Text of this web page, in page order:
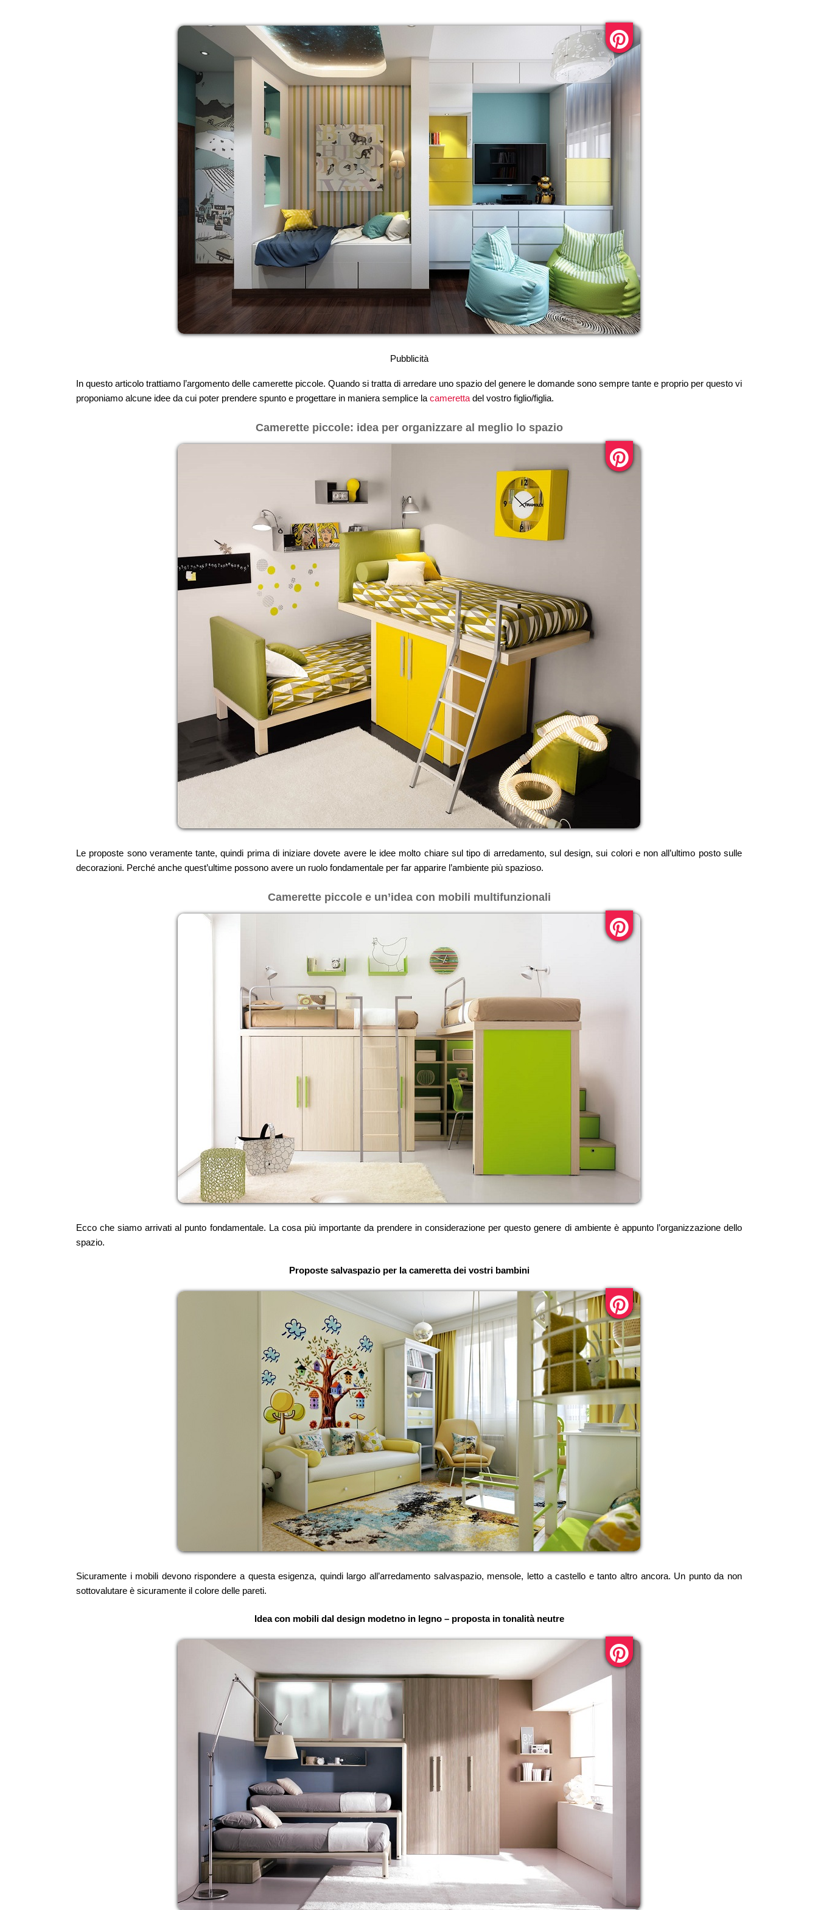
Pubblicità
In questo articolo trattiamo l’argomento delle camerette piccole. Quando si tratta di arredare uno spazio del genere le domande sono sempre tante e proprio per questo vi
proponiamo alcune idee da cui poter prendere spunto e progettare in maniera semplice la cameretta del vostro figlio/figlia.
Camerette piccole: idea per organizzare al meglio lo spazio
Le proposte sono veramente tante, quindi prima di iniziare dovete avere le idee molto chiare sul tipo di arredamento, sul design, sui colori e non all’ultimo posto sulle
decorazioni. Perché anche quest’ultime possono avere un ruolo fondamentale per far apparire l’ambiente più spazioso.
Camerette piccole e un’idea con mobili multifunzionali
Ecco che siamo arrivati al punto fondamentale. La cosa più importante da prendere in considerazione per questo genere di ambiente è appunto l’organizzazione dello
spazio.
Proposte salvaspazio per la cameretta dei vostri bambini
Sicuramente i mobili devono rispondere a questa esigenza, quindi largo all’arredamento salvaspazio, mensole, letto a castello e tanto altro ancora. Un punto da non
sottovalutare è sicuramente il colore delle pareti.
Idea con mobili dal design modetno in legno – proposta in tonalità neutre